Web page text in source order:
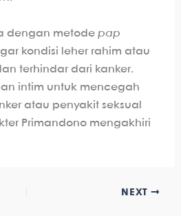
dengan metode pap
kondisi leher rahim atau
terhindar dari kanker.
intim untuk mencegah
atau penyakit seksual
Primandono mengakhiri
NEXT